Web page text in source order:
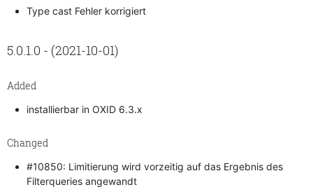
Type cast Fehler korrigiert
5.0.1.0 - (2021-10-01)
Added
installierbar in OXID 6.3.x
Changed
#10850: Limitierung wird vorzeitig auf das Ergebnis des
Filterqueries angewandt